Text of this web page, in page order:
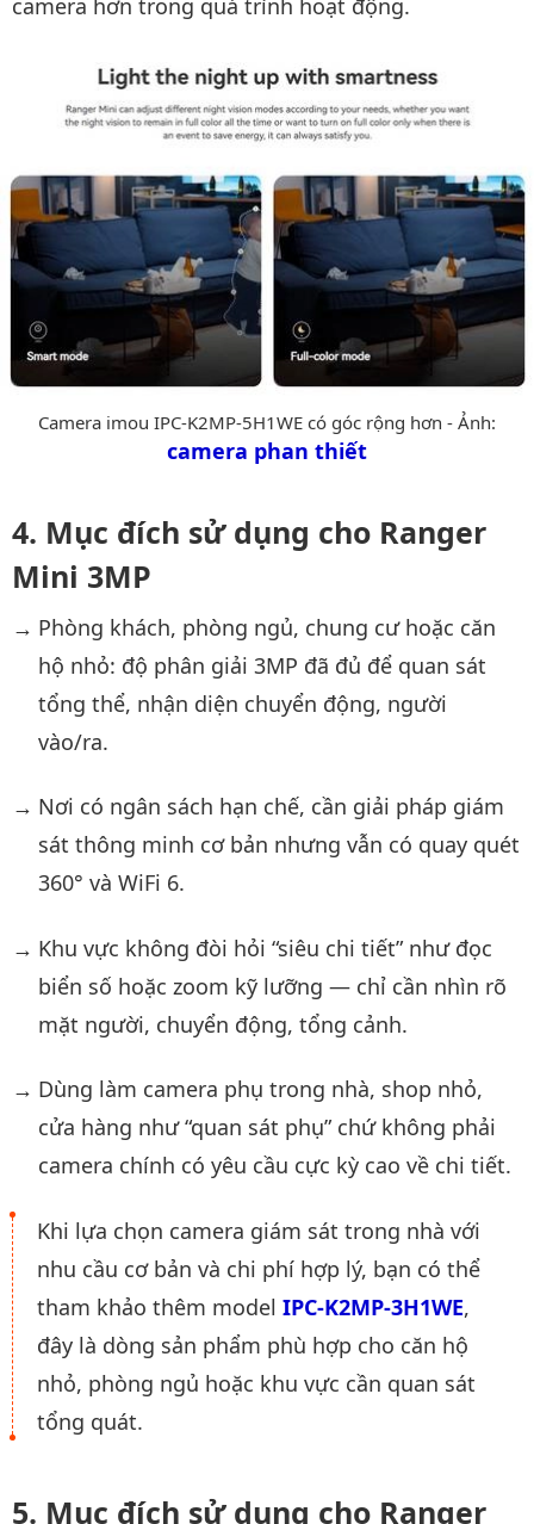
camera hơn trong quá trình hoạt động.
Camera imou IPC-K2MP-5H1WE có góc rộng hơn - Ảnh:
camera phan thiết
Mục đích sử dụng cho Ranger
Mini 3MP
Phòng khách, phòng ngủ, chung cư hoặc căn
hộ nhỏ: độ phân giải 3MP đã đủ để quan sát
tổng thể, nhận diện chuyển động, người
vào/ra.
Nơi có ngân sách hạn chế, cần giải pháp giám
sát thông minh cơ bản nhưng vẫn có quay quét
360° và WiFi 6.
Khu vực không đòi hỏi “siêu chi tiết” như đọc
biển số hoặc zoom kỹ lưỡng — chỉ cần nhìn rõ
mặt người, chuyển động, tổng cảnh.
Dùng làm camera phụ trong nhà, shop nhỏ,
cửa hàng như “quan sát phụ” chứ không phải
camera chính có yêu cầu cực kỳ cao về chi tiết.
Khi lựa chọn camera giám sát trong nhà với
nhu cầu cơ bản và chi phí hợp lý, bạn có thể
tham khảo thêm model IPC-K2MP-3H1WE,
đây là dòng sản phẩm phù hợp cho căn hộ
nhỏ, phòng ngủ hoặc khu vực cần quan sát
tổng quát.
Mục đích sử dụng cho Ranger